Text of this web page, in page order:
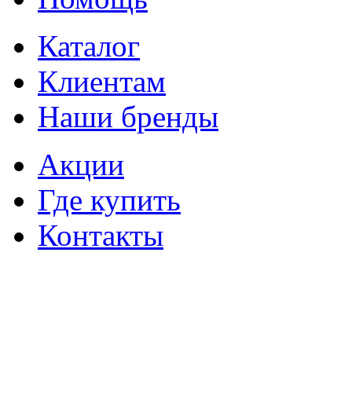
Каталог
Клиентам
Наши бренды
Акции
Где купить
Контакты